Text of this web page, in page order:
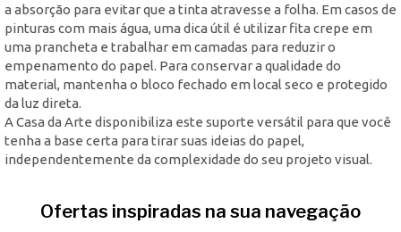
a absorção para evitar que a tinta atravesse a folha. Em casos de
pinturas com mais água, uma dica útil é utilizar fita crepe em
uma prancheta e trabalhar em camadas para reduzir o
empenamento do papel. Para conservar a qualidade do
material, mantenha o bloco fechado em local seco e protegido
da luz direta.
A Casa da Arte disponibiliza este suporte versátil para que você
tenha a base certa para tirar suas ideias do papel,
independentemente da complexidade do seu projeto visual.
Ofertas inspiradas na sua navegação